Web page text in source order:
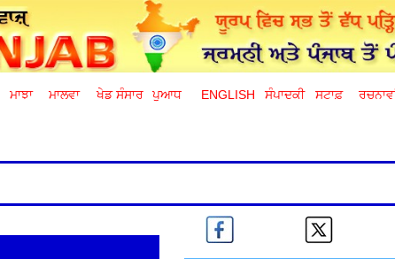
ਮਾਝਾ ਮਾਲਵਾ ਖੇਡ ਸੰਸਾਰ ਪੁਆਧ ENGLISH ਸੰਪਾਦਕੀ ਸਟਾਫ਼